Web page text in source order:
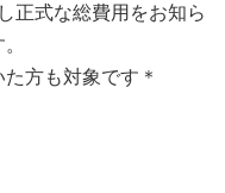
正式な総費用をお知ら
方も対象です＊